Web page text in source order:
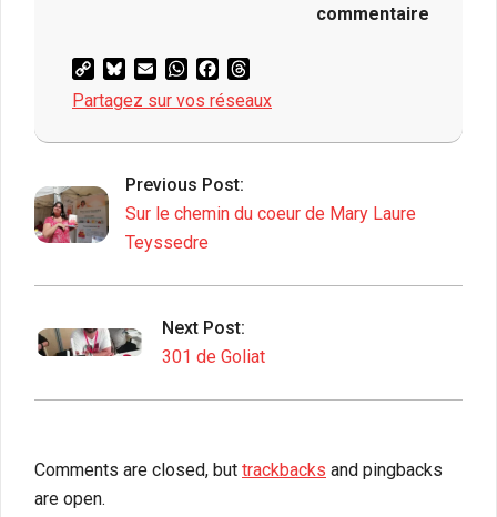
commentaire
Copy
Link
Bluesky
Email WhatsAppFacebook
Partagez sur vos réseaux
2020-
30
Previous Post:
Sur le chemin du coeur de Mary Laure
Teyssedre
Next Post:
301 de Goliat
Comments are closed, but trackbacks and pingbacks
are open.